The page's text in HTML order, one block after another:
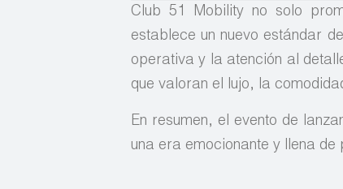
Club 51 Mobility no solo
establece un nuevo estándar
operativa y la atención al
que valoran el lujo, la
En resumen, el evento de
una era emocionante y llena